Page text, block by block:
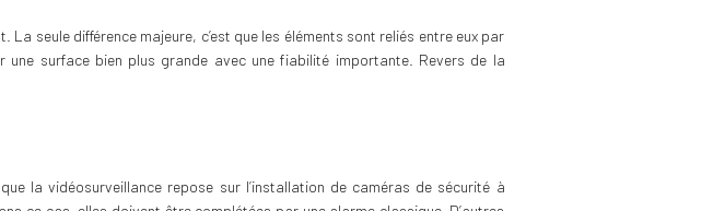
seule différence majeure, c’est que les éléments sont reliés entre eux par
surface bien plus grande avec une fiabilité importante. Revers de la
la vidéosurveillance repose sur l’installation de caméras de sécurité à